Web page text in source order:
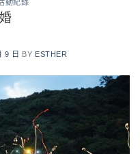
動紀錄
9 日 BY ESTHER